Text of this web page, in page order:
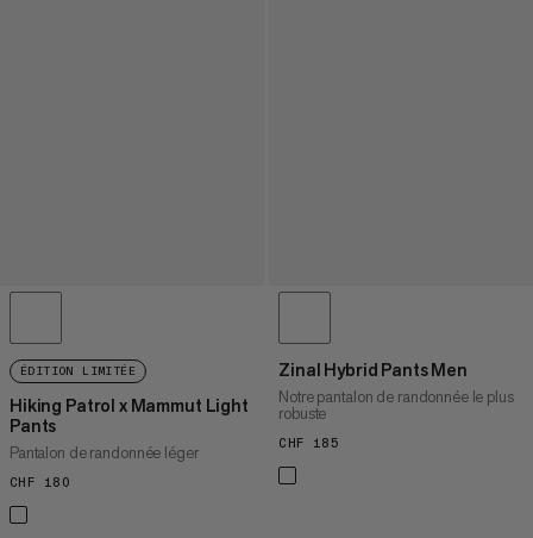
ÉDITION LIMITÉE
Hiking Patrol x Mammut Light
Pants
Pantalon de randonnée léger
CHF 180
Zinal Hybrid Pants Men
Notre pantalon de randonnée le plus
robuste
CHF 185